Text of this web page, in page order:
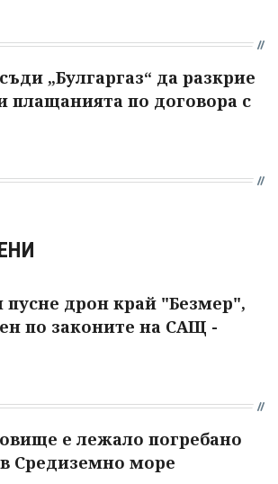
„Булгаргаз“ да разкрие
плащанията по договора с
дрон край "Безмер",
по законите на САЩ -
е лежало погребано
Средиземно море